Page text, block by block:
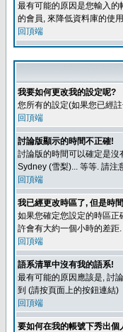
最有可能的原因是您輸入
的會員, 來降低資料庫的使
回頂端
我要如何更改我的設定呢?
您所有的設定(如果您已經
回頂端
討論版顯示的時間不正確!
討論版的時間可以確定是
Sydney (雪梨)... 等等. 請注
回頂端
我已經更改時區了, 但是時
如果您確定您設定的時區正
許會有大約一個小時的差距.
回頂端
語系清單中沒有我的語系!
最有可能的原因應該是, 討
到 (請按頁面上的按鈕連結)
回頂端
要如何在我的帳號下秀出個